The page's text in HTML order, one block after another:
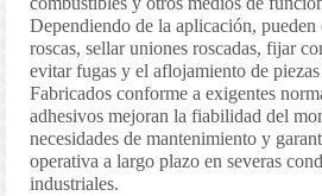
Dependiendo de la aplicación, pueden
roscas, sellar uniones roscadas, fijar
evitar fugas y el aflojamiento de
Fabricados conforme a exigentes
adhesivos mejoran la fiabilidad del
necesidades de mantenimiento y
operativa a largo plazo en severas
industriales.